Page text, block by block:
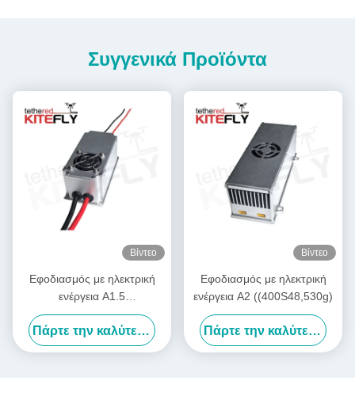
Συγγενικά Προϊόντα
Βίντεο
Εφοδιασμός με ηλεκτρική
ενέργεια A1.5
((400S24,380g) Kitefiy
Πάρτε την καλύτερη τιμή
Βίντεο
Εφοδιασμός με ηλεκτρική
ενέργεια A2 ((400S48,530g)
Πάρτε την καλύτερη τιμή